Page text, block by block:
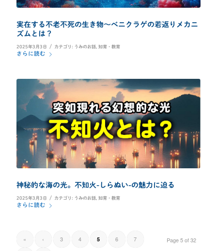
実在する不老不死の生き物～ベニクラゲの若返りメカニ
ズムとは？
2025年3月3日 / カテゴリ: うみのお話, 知育・教育
さらに読む
神秘的な海の光。不知火-しらぬい-の魅力に迫る
2025年3月3日 / カテゴリ: うみのお話, 知育・教育
さらに読む
Page 5 of 32
« ‹ 3 4 5 6 7